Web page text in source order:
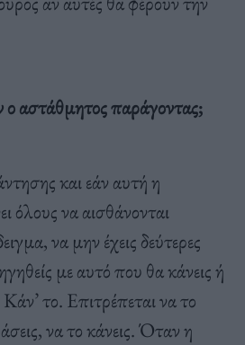
ο αστάθμητος παράγοντας;
και εάν αυτή η
όλους να αισθάνονται
να μην έχεις δεύτερες
με αυτό που θα κάνεις ή
το. Επιτρέπεται να το
να το κάνεις. Όταν η